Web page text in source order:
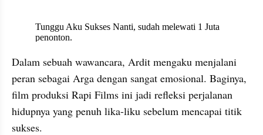
X post embed
Dalam sebuah wawancara, Ardit mengaku menjalani
peran sebagai Arga dengan sangat emosional. Baginya,
film produksi Rapi Films ini jadi refleksi perjalanan
hidupnya yang penuh lika-liku sebelum mencapai titik
sukses.